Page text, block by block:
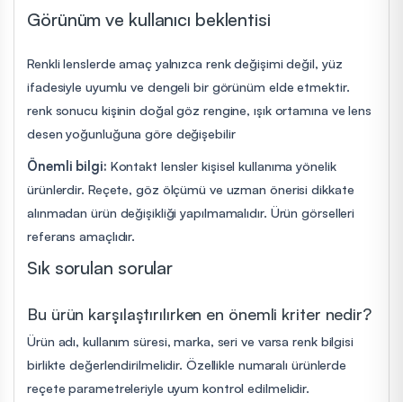
Görünüm ve kullanıcı beklentisi
Renkli lenslerde amaç yalnızca renk değişimi değil, yüz
ifadesiyle uyumlu ve dengeli bir görünüm elde etmektir.
renk sonucu kişinin doğal göz rengine, ışık ortamına ve lens
desen yoğunluğuna göre değişebilir
Önemli bilgi: Kontakt lensler kişisel kullanıma yönelik
ürünlerdir. Reçete, göz ölçümü ve uzman önerisi dikkate
alınmadan ürün değişikliği yapılmamalıdır. Ürün görselleri
referans amaçlıdır.
Sık sorulan sorular
Bu ürün karşılaştırılırken en önemli kriter nedir?
Ürün adı, kullanım süresi, marka, seri ve varsa renk bilgisi
birlikte değerlendirilmelidir. Özellikle numaralı ürünlerde
reçete parametreleriyle uyum kontrol edilmelidir.